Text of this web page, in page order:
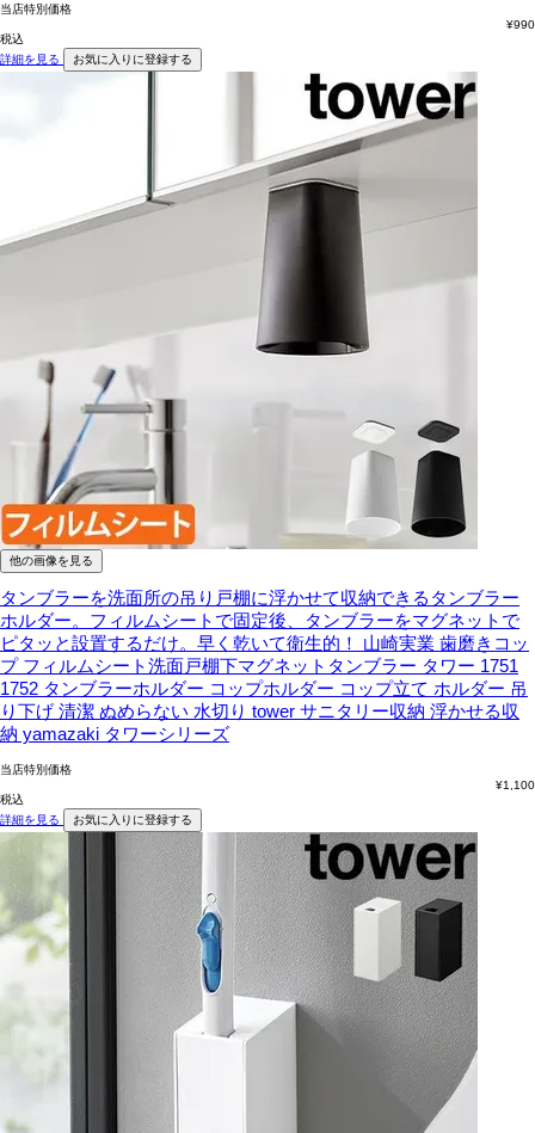
当店特別価格
¥990
税込
詳細を見る
お気に入りに登録する
他の画像を見る
タンブラーを洗面所の吊り戸棚に浮かせて収納できるタンブラー
ホルダー。フィルムシートで固定後、タンブラーをマグネットで
ピタッと設置するだけ。早く乾いて衛生的！
山崎実業 歯磨きコッ
プ フィルムシート洗面戸棚下マグネットタンブラー タワー 1751
1752 タンブラーホルダー コップホルダー コップ立て ホルダー 吊
り下げ 清潔 ぬめらない 水切り tower サニタリー収納 浮かせる収
納 yamazaki タワーシリーズ
当店特別価格
¥1,100
税込
詳細を見る
お気に入りに登録する